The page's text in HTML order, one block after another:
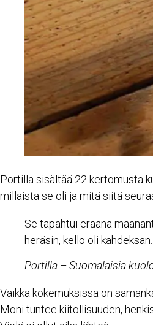
Portilla sisältää 22 kertomusta
millaista se oli ja mitä siitä
Se tapahtui eräänä
heräsin, kello oli
Portilla – Suomalaisia
Vaikka kokemuksissa on
Moni tuntee kiitollisuuden,